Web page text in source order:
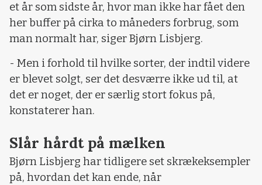
et år som sidste år, hvor man ikke har fået den
her buffer på cirka to måneders forbrug, som
man normalt har, siger Bjørn Lisbjerg.
- Men i forhold til hvilke sorter, der indtil videre
er blevet solgt, ser det desværre ikke ud til, at
det er noget, der er særlig stort fokus på,
konstaterer han.
Slår hårdt på mælken
Bjørn Lisbjerg har tidligere set skrækeksempler
på, hvordan det kan ende, når